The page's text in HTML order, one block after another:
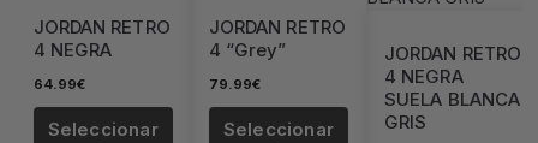
JORDAN RETRO
4 NEGRA
64.99€
Seleccionar
JORDAN RETRO
4 “Grey”
79.99€
Seleccionar
JORDAN RETRO
4 NEGRA
SUELA BLANCA
GRIS